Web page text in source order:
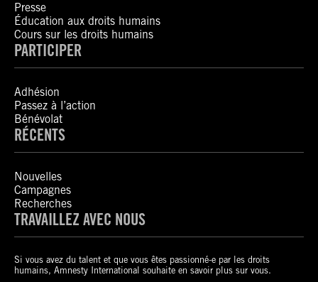
Presse
Éducation aux droits humains
Cours sur les droits humains
PARTICIPER
Adhésion
Passez à l’action
Bénévolat
RÉCENTS
Nouvelles
Campagnes
Recherches
TRAVAILLEZ AVEC NOUS
Si vous avez du talent et que vous êtes passionné-e par les droits
humains, Amnesty International souhaite en savoir plus sur vous.